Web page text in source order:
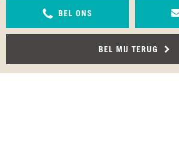
BEL ONS
BEL MIJ TERUG